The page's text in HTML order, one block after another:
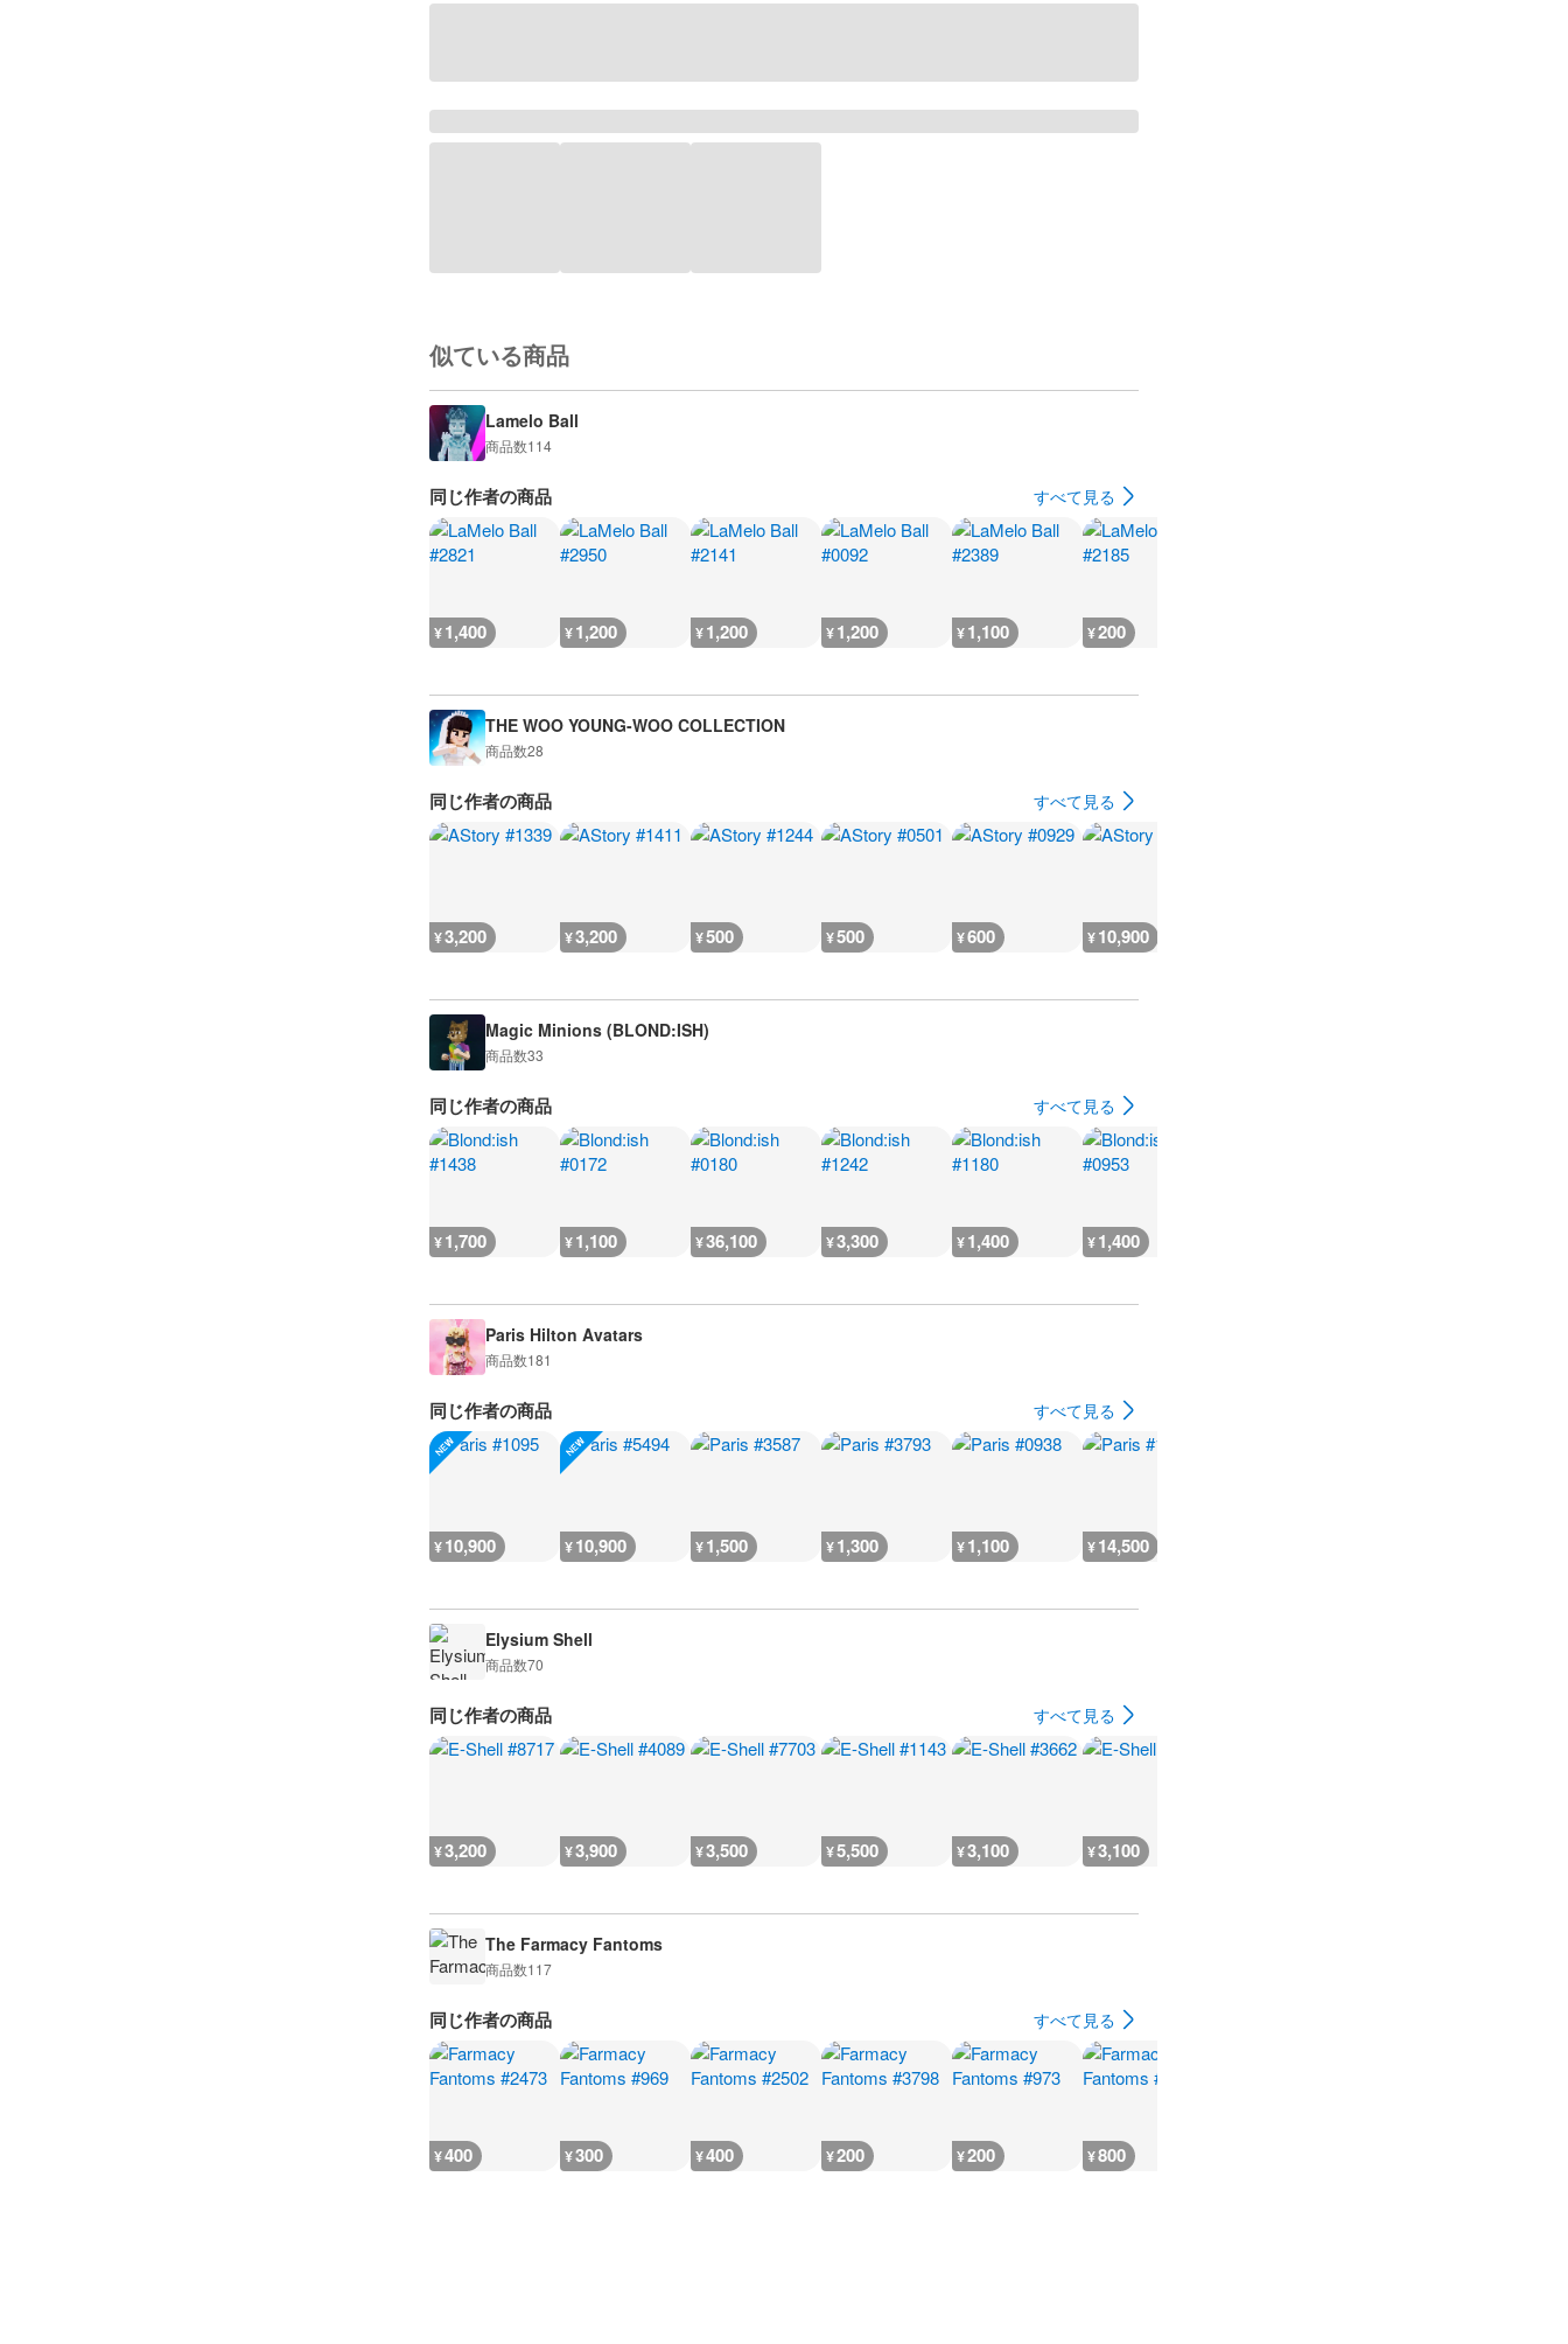
似ている商品
Lamelo Ball
商品数114
同じ作者の商品 すべて見る
¥1,400 ¥1,200 ¥1,200 ¥1,200 ¥1,100 ¥200
THE WOO YOUNG-WOO COLLECTION
商品数28
同じ作者の商品 すべて見る
¥3,200 ¥3,200 ¥500 ¥500 ¥600 ¥10,900
Magic Minions (BLOND:ISH)
商品数33
同じ作者の商品 すべて見る
¥1,700 ¥1,100 ¥36,100 ¥3,300 ¥1,400 ¥1,400
Paris Hilton Avatars
商品数181
同じ作者の商品 すべて見る
¥10,900 ¥10,900 ¥1,500 ¥1,300 ¥1,100 ¥14,500
Elysium Shell
商品数70
同じ作者の商品 すべて見る
¥3,200 ¥3,900 ¥3,500 ¥5,500 ¥3,100 ¥3,100
The Farmacy Fantoms
商品数117
同じ作者の商品 すべて見る
¥400 ¥300 ¥400 ¥200 ¥200 ¥800